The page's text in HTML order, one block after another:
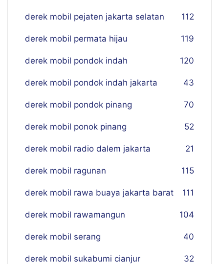
derek mobil pejaten jakarta selatan 112
derek mobil permata hijau 119
derek mobil pondok indah 120
derek mobil pondok indah jakarta 43
derek mobil pondok pinang 70
derek mobil ponok pinang 52
derek mobil radio dalem jakarta 21
derek mobil ragunan 115
derek mobil rawa buaya jakarta barat 111
derek mobil rawamangun 104
derek mobil serang 40
derek mobil sukabumi cianjur 32